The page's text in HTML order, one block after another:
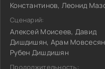
Константинов, Леонид
Сценарий:
Алексей Моисеев, Давид
Дишдишян, Арам
Рубен Дишдишян
Продолжительность: